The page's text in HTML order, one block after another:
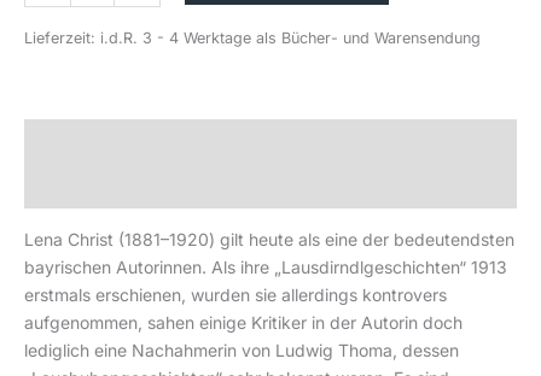
Lieferzeit: i.d.R. 3 - 4 Werktage als Bücher- und Warensendung
Lena Christ (1881–1920) gilt heute als eine der bedeutendsten
bayrischen Autorinnen. Als ihre „Lausdirndlgeschichten“ 1913
erstmals erschienen, wurden sie allerdings kontrovers
aufgenommen, sahen einige Kritiker in der Autorin doch
lediglich eine Nachahmerin von Ludwig Thoma, dessen